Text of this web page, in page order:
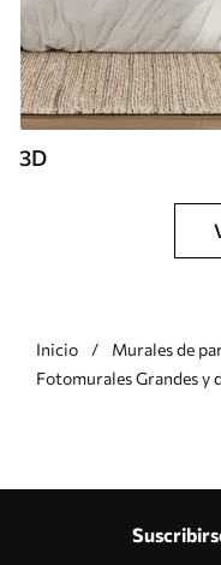
3D
Inicio Murales de
Fotomurales Grandes y